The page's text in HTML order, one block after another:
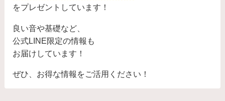
をプレゼントしています！
良い音や基礎など、
公式LINE限定の情報も
お届けしています！
ぜひ、お得な情報をご活用ください！